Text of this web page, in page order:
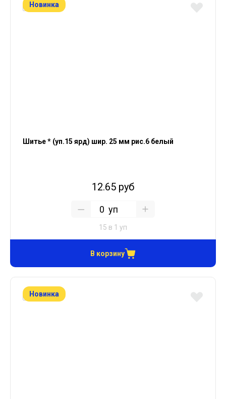
Новинка
Шитье * (уп.15 ярд) шир. 25 мм рис.6 белый
12.65 руб
уп
15 в 1 уп
В корзину
Новинка